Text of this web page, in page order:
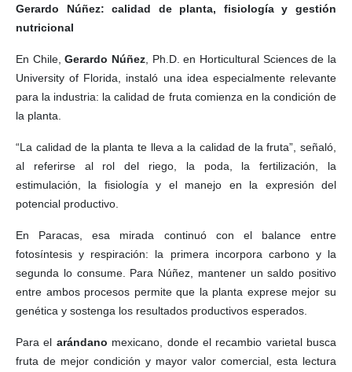
Gerardo Núñez: calidad de planta, fisiología y gestión
nutricional
En Chile,Gerardo Núñez , Ph.D. en Horticultural Sciences de la
University of Florida, instaló una idea especialmente relevante
para la industria: la calidad de fruta comienza en la condición de
la planta.
“La calidad de la planta te lleva a la calidad de la fruta”, señaló,
al referirse al rol del riego, la poda, la fertilización, la
estimulación, la fisiología y el manejo en la expresión del
potencial productivo.
En Paracas, esa mirada continuó con el balance entre
fotosíntesis y respiración: la primera incorpora carbono y la
segunda lo consume. Para Núñez, mantener un saldo positivo
entre ambos procesos permite que la planta exprese mejor su
genética y sostenga los resultados productivos esperados.
Para el arándano mexicano, donde el recambio varietal busca
fruta de mejor condición y mayor valor comercial, esta lectura